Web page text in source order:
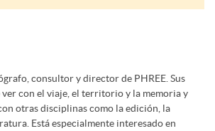
consultor y director de PHREE. Sus
con el viaje, el territorio y la memoria y
otras disciplinas como la edición, la
Está especialmente interesado en